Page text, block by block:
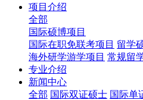
项目介绍
全部
国际硕博项目
国际在职免联考项目 留学
海外研学游学项目 常规留
专业介绍
新闻中心
全部 国际双证硕士 国际单